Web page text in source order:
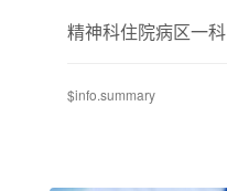
精神科住院病区一科
$info.summary